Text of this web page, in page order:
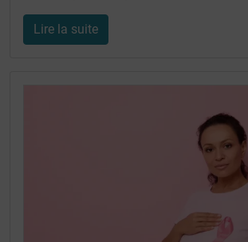
Lire la suite